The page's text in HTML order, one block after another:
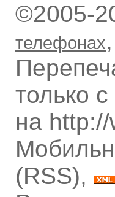
©2005-
телефонах
только
на
(RSS),